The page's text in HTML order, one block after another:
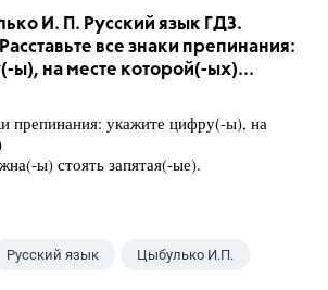
И. П. Русский язык ГДЗ.
все знаки препинания:
ы), на месте которой(-ых)...
препинания: укажите цифру(-ы), на
ы) стоять запятая(-ые).
Русский язык Цыбулько И.П.